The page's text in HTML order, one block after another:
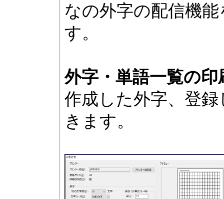
なの外字の配信機
す。
外字・単語一覧の印
作成した外字、登
きます。